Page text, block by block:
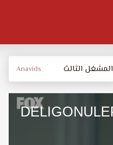
المشغل الثالث Anavids